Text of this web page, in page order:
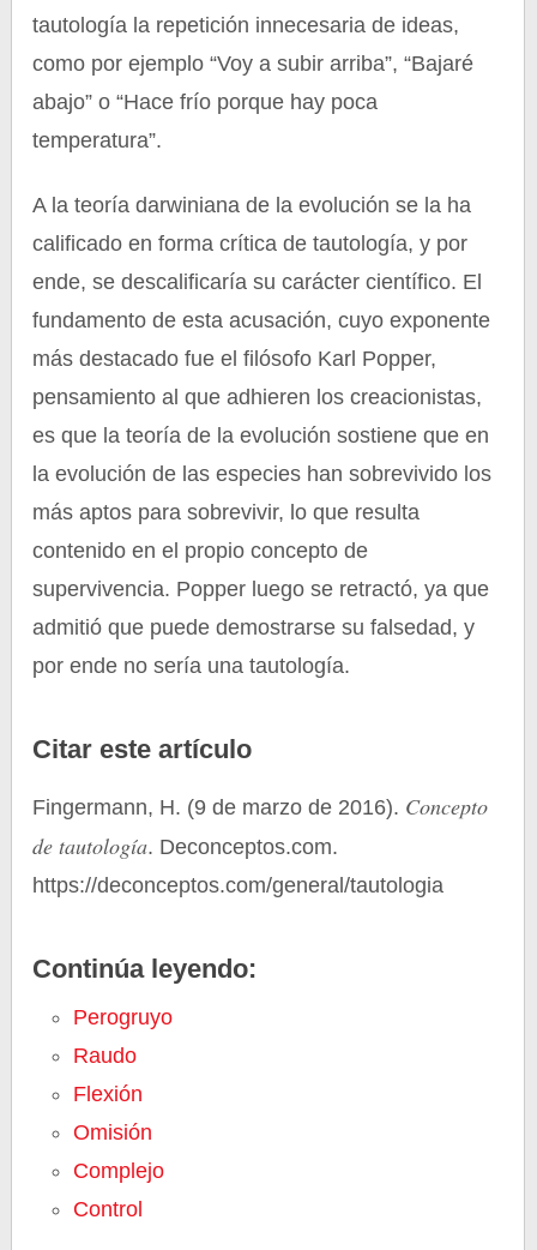
tautología la repetición innecesaria de ideas,
como por ejemplo “Voy a subir arriba”, “Bajaré
abajo” o “Hace frío porque hay poca
temperatura”.
A la teoría darwiniana de la evolución se la ha
calificado en forma crítica de tautología, y por
ende, se descalificaría su carácter científico. El
fundamento de esta acusación, cuyo exponente
más destacado fue el filósofo Karl Popper,
pensamiento al que adhieren los creacionistas,
es que la teoría de la evolución sostiene que en
la evolución de las especies han sobrevivido los
más aptos para sobrevivir, lo que resulta
contenido en el propio concepto de
supervivencia. Popper luego se retractó, ya que
admitió que puede demostrarse su falsedad, y
por ende no sería una tautología.
Citar este artículo
Fingermann, H. (9 de marzo de 2016). Concepto
de tautología. Deconceptos.com.
https://deconceptos.com/general/tautologia
Continúa leyendo:
Perogruyo
Raudo
Flexión
Omisión
Complejo
Control